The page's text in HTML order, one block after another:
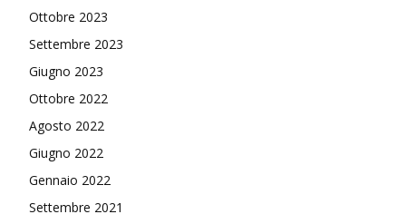
Ottobre 2023
Settembre 2023
Giugno 2023
Ottobre 2022
Agosto 2022
Giugno 2022
Gennaio 2022
Settembre 2021